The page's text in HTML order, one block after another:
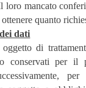
loro mancato
quanto
dati
di
conservati per il